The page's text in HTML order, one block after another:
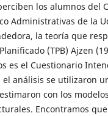
los alumnos del
Administrativas de la
la teoría que
(TPB) Ajzen
es el Cuestionario
el análisis se utilizaron
con los
Encontramos